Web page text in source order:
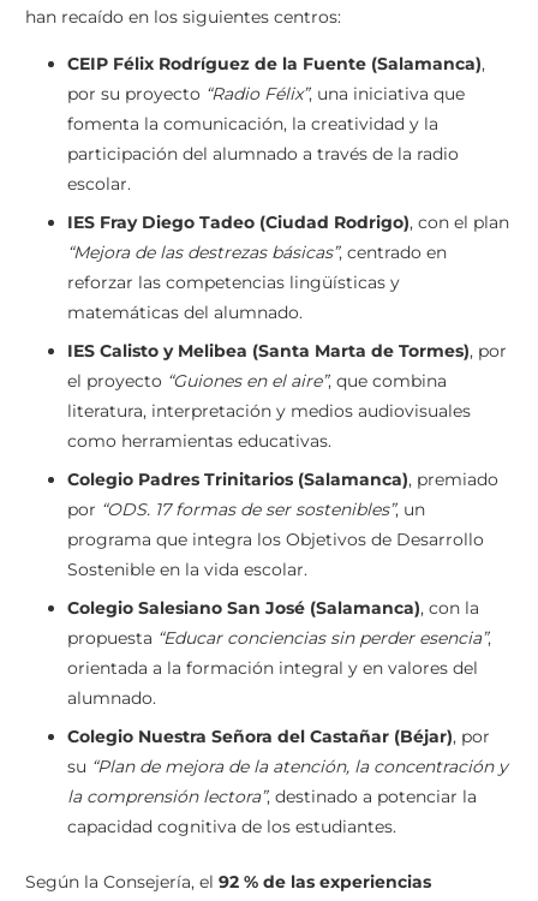
han recaído en los siguientes centros:
CEIP Félix Rodríguez de la Fuente (Salamanca),
por su proyecto “Radio Félix”, una iniciativa que
fomenta la comunicación, la creatividad y la
participación del alumnado a través de la radio
escolar.
IES Fray Diego Tadeo (Ciudad Rodrigo), con el plan
“Mejora de las destrezas básicas”, centrado en
reforzar las competencias lingüísticas y
matemáticas del alumnado.
IES Calisto y Melibea (Santa Marta de Tormes), por
el proyecto “Guiones en el aire”, que combina
literatura, interpretación y medios audiovisuales
como herramientas educativas.
Colegio Padres Trinitarios (Salamanca), premiado
por “ODS. 17 formas de ser sostenibles”, un
programa que integra los Objetivos de Desarrollo
Sostenible en la vida escolar.
Colegio Salesiano San José (Salamanca), con la
propuesta “Educar conciencias sin perder esencia”,
orientada a la formación integral y en valores del
alumnado.
Colegio Nuestra Señora del Castañar (Béjar), por
su “Plan de mejora de la atención, la concentración y
la comprensión lectora”, destinado a potenciar la
capacidad cognitiva de los estudiantes.
Según la Consejería, el 92 % de las experiencias